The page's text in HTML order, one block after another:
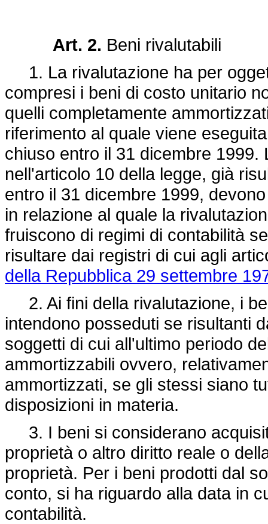
Art. 2. Beni rivalutabili
1. La rivalutazione ha per
compresi i beni di costo unitario
quelli completamente
riferimento al quale viene
chiuso entro il 31 dicembre
nell'articolo 10 della legge, già
entro il 31 dicembre 1999,
in relazione al quale la
fruiscono di regimi di contabilità
risultare dai registri di cui agli
della Repubblica 29 settembre
2. Ai fini della rivalutazione, i
intendono posseduti se risultanti
soggetti di cui all'ultimo periodo
ammortizzabili ovvero,
ammortizzati, se gli stessi siano
disposizioni in materia.
3. I beni si considerano
proprietà o altro diritto reale o
proprietà. Per i beni prodotti dal
conto, si ha riguardo alla data in
contabilità.